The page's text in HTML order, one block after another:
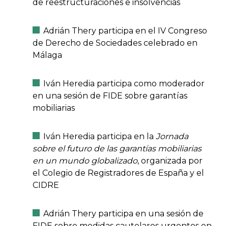
de reestructuraciones e insolvencias
Adrián Thery participa en el IV Congreso
de Derecho de Sociedades celebrado en
Málaga
Iván Heredia participa como moderador
en una sesión de FIDE sobre garantías
mobiliarias
Iván Heredia participa en la Jornada
sobre el futuro de las garantías mobiliarias
en un mundo globalizado, organizada por
el Colegio de Registradores de España y el
CIDRE
Adrián Thery participa en una sesión de